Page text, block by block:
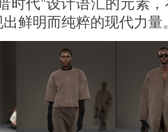
时代”设计语汇的元素
鲜明而纯粹的现代力量